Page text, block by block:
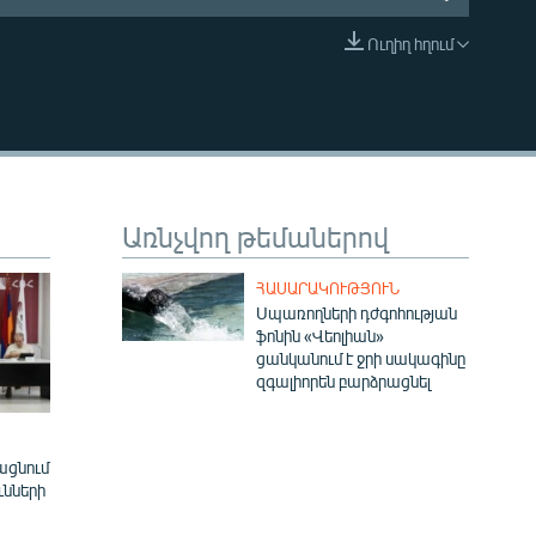
EMBED
Ուղիղ հղում
Առնչվող թեմաներով
ՀԱՍԱՐԱԿՈՒԹՅՈՒՆ
Սպառողների դժգոհության
ֆոնին «Վեոլիան»
ցանկանում է ջրի սակագինը
զգալիորեն բարձրացնել